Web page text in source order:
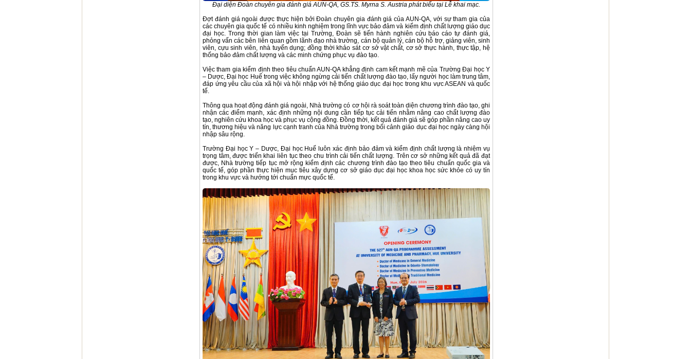
Đại diện Đoàn chuyên gia đánh giá AUN-QA, GS.TS. Myrna S. Austria phát biểu tại Lễ khai mạc.
Đợt đánh giá ngoài được thực hiện bởi Đoàn chuyên gia đánh giá của AUN-QA, với sự tham gia của
các chuyên gia quốc tế có nhiều kinh nghiệm trong lĩnh vực bảo đảm và kiểm định chất lượng giáo dục
đại học. Trong thời gian làm việc tại Trường, Đoàn sẽ tiến hành nghiên cứu báo cáo tự đánh giá,
phỏng vấn các bên liên quan gồm lãnh đạo nhà trường, cán bộ quản lý, cán bộ hỗ trợ, giảng viên, sinh
viên, cựu sinh viên, nhà tuyển dụng; đồng thời khảo sát cơ sở vật chất, cơ sở thực hành, thực tập, hệ
thống bảo đảm chất lượng và các minh chứng phục vụ đào tạo.
Việc tham gia kiểm định theo tiêu chuẩn AUN-QA khẳng định cam kết mạnh mẽ của Trường Đại học Y
– Dược, Đại học Huế trong việc không ngừng cải tiến chất lượng đào tạo, lấy người học làm trung tâm,
đáp ứng yêu cầu của xã hội và hội nhập với hệ thống giáo dục đại học trong khu vực ASEAN và quốc
tế.
Thông qua hoạt động đánh giá ngoài, Nhà trường có cơ hội rà soát toàn diện chương trình đào tạo, ghi
nhận các điểm mạnh, xác định những nội dung cần tiếp tục cải tiến nhằm nâng cao chất lượng đào
tạo, nghiên cứu khoa học và phục vụ cộng đồng. Đồng thời, kết quả đánh giá sẽ góp phần nâng cao uy
tín, thương hiệu và năng lực cạnh tranh của Nhà trường trong bối cảnh giáo dục đại học ngày càng hội
nhập sâu rộng.
Trường Đại học Y – Dược, Đại học Huế luôn xác định bảo đảm và kiểm định chất lượng là nhiệm vụ
trọng tâm, được triển khai liên tục theo chu trình cải tiến chất lượng. Trên cơ sở những kết quả đã đạt
được, Nhà trường tiếp tục mở rộng kiểm định các chương trình đào tạo theo tiêu chuẩn quốc gia và
quốc tế, góp phần thực hiện mục tiêu xây dựng cơ sở giáo dục đại học khoa học sức khỏe có uy tín
trong khu vực và hướng tới chuẩn mực quốc tế.